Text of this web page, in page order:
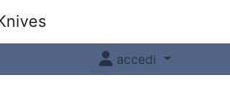
accedi